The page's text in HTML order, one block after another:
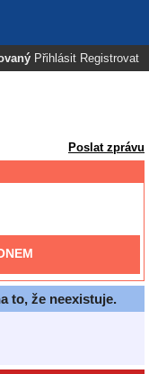
Přihlásit Registrovat
Poslat zprávu
to, že neexistuje.